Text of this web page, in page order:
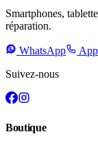
Smartphones,
réparation.
WhatsApp
Suivez-nous
Boutique